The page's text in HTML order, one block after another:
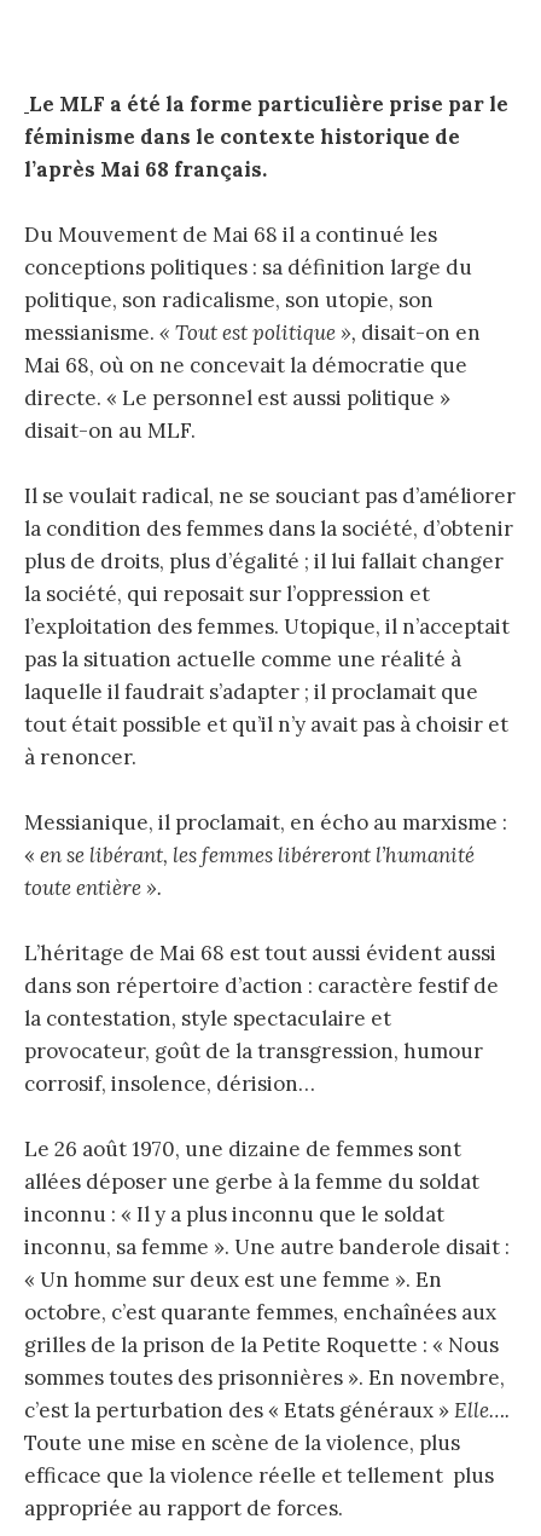
Le MLF a été la forme particulière prise par le
féminisme dans le contexte historique de
l’après Mai 68 français.
Du Mouvement de Mai 68 il a continué les
conceptions politiques : sa définition large du
politique, son radicalisme, son utopie, son
messianisme. « Tout est politique », disait-on en
Mai 68, où on ne concevait la démocratie que
directe. « Le personnel est aussi politique »
disait-on au MLF.
Il se voulait radical, ne se souciant pas d’améliorer
la condition des femmes dans la société, d’obtenir
plus de droits, plus d’égalité ; il lui fallait changer
la société, qui reposait sur l’oppression et
l’exploitation des femmes. Utopique, il n’acceptait
pas la situation actuelle comme une réalité à
laquelle il faudrait s’adapter ; il proclamait que
tout était possible et qu’il n’y avait pas à choisir et
à renoncer.
Messianique, il proclamait, en écho au marxisme :
« en se libérant, les femmes libéreront l’humanité
toute entière ».
L’héritage de Mai 68 est tout aussi évident aussi
dans son répertoire d’action : caractère festif de
la contestation, style spectaculaire et
provocateur, goût de la transgression, humour
corrosif, insolence, dérision…
Le 26 août 1970, une dizaine de femmes sont
allées déposer une gerbe à la femme du soldat
inconnu : « Il y a plus inconnu que le soldat
inconnu, sa femme ». Une autre banderole disait :
« Un homme sur deux est une femme ». En
octobre, c’est quarante femmes, enchaînées aux
grilles de la prison de la Petite Roquette : « Nous
sommes toutes des prisonnières ». En novembre,
c’est la perturbation des « Etats généraux »Elle….
Toute une mise en scène de la violence, plus
efficace que la violence réelle et tellement plus
appropriée au rapport de forces.